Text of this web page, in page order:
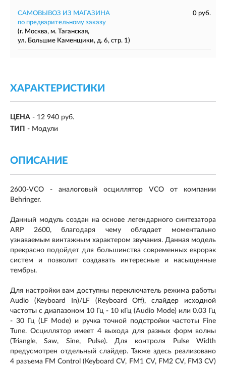
САМОВЫВОЗ ИЗ МАГАЗИНА
0 руб.
по предварительному заказу
(г. Москва, м. Таганская,
ул. Большие Каменщики, д. 6, стр. 1)
ХАРАКТЕРИСТИКИ
ЦЕНА - 12 940 руб.
ТИП - Модули
ОПИСАНИЕ
2600-VCO - аналоговый осциллятор VCO от компании
Behringer.
Данный модуль создан на основе легендарного синтезатора
ARP 2600, благодаря чему обладает моментально
узнаваемым винтажным характером звучания. Данная модель
прекрасно подойдет для большинства современных еврорэк
систем и позволит создавать интересные и насыщенные
тембры.
Для настройки вам доступны переключатель режима работы
Audio (Keyboard In)/LF (Reyboard Off), слайдер исходной
частоты с диапазоном 10 Гц - 10 кГц (Audio Mode) или 0.03 Гц
- 30 Гц (LF Mode) и ручка точной подстройки частоты Fine
Tune. Осциллятор имеет 4 выхода для разных форм волны
(Triangle, Saw, Sine, Pulse). Для контроля Pulse Width
предусмотрен отдельный слайдер. Также здесь реализовано
4 разъема FM Control (Keyboard CV, FM1 CV, FM2 CV, FM3 CV)